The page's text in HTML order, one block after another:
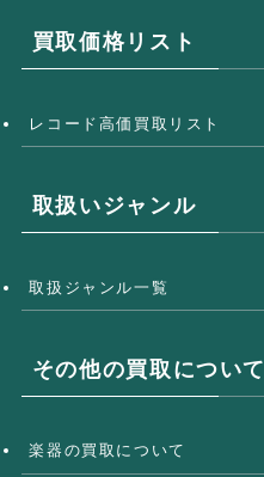
買取価格リスト
レコード高価買取リスト
取扱いジャンル
取扱ジャンル一覧
その他の買取について
楽器の買取について